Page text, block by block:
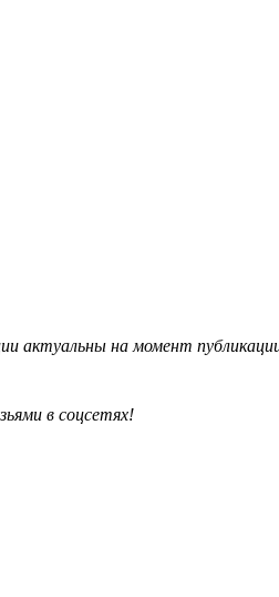
актуальны на момент
в соцсетях!